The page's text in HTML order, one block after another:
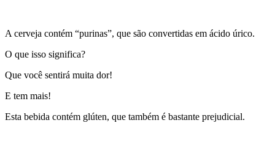
A cerveja contém “purinas”, que são convertidas em ácido úrico.
O que isso significa?
Que você sentirá muita dor!
E tem mais!
Esta bebida contém glúten, que também é bastante prejudicial.